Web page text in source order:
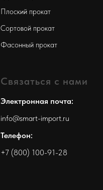
Плоский прокат
Сортовой прокат
Фасонный прокат
Связаться с нами
Электронная почта:
info@smart-import.ru
Телефон:
+7 (800) 100-91-28